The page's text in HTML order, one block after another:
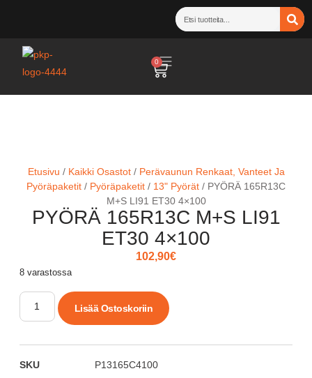
0
Etusivu / Kaikki Osastot/ Perävaunun Renkaat, Vanteet Ja
Pyöräpaketit / Pyöräpaketit / 13" Pyörät / PYÖRÄ 165R13C
M+S LI91 ET30 4×100
PYÖRÄ 165R13C M+S LI91
ET30 4×100
102,90€
8 varastossa
Lisää Ostoskoriin
SKU
P13165C4100